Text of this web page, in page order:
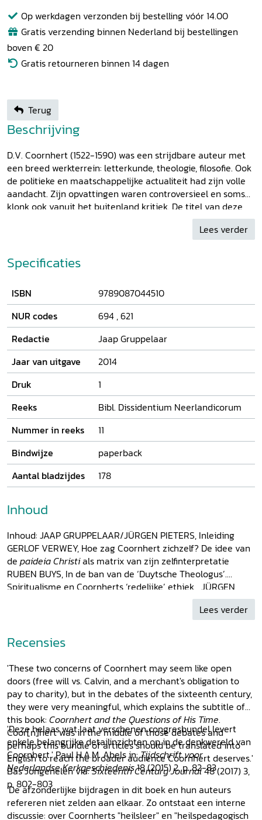
Op werkdagen verzonden bij bestelling vóór 14.00
Gratis verzending binnen Nederland bij bestellingen
boven € 20
Gratis retourneren binnen 14 dagen
Terug
Beschrijving
D.V. Coornhert (1522-1590) was een strijdbare auteur met
een breed werkterrein: letterkunde, theologie, filosofie. Ook
de politieke en maatschappelijke actualiteit had zijn volle
aandacht. Zijn opvattingen waren controversieel en soms
klonk ook vanuit het buitenland kritiek. De titel van deze
bundel verwijst naar een pamflet waarin Calvijn zich tegen
Coornhert richt en hem aanduidt als 'un certain holandois'.
stond echter niet alleen in zijn strijd voor
verdraagzaamheid. In deze bundel wordt duidelijk dat
wortels in de Nederlanden en in andere landen van Europa
(het stoïcisme, de paideia Christi-gedachte van de Griekse
kerkvaders, middeleeuwse mystiek en spiritualisme). Ook
latere auteurs (Spinoza, Foucault) blijken als zoeklicht te
kunnen dienen voor een beter begrip van Coornhert en de
vragen van zijn tijd.
Lees verder
Specificaties
ISBN
9789087044510
NUR codes
694 ,621
Redactie
Jaap Gruppelaar
Jaar van uitgave
2014
Druk
1
Reeks
Bibl. Dissidentium Neerlandicorum
Nummer in reeks
11
Bindwijze
paperback
Aantal bladzijdes
178
Inhoud
Inhoud: JAAP GRUPPELAAR/JÜRGEN PIETERS, Inleiding
GERLOF VERWEY, Hoe zag Coornhert zichzelf? De idee van
de paideia Christials matrix van zijn zelfinterpretatie
RUBEN BUYS, In de ban van de ‘Duytsche Theologus’.
Spiritualisme en Coornherts ‘redelijke’ ethiek JÜRGEN
PIETERS, Coornhert en Calvijn over Job. De lijdzaamheid
van de vrije mens versus de almacht van de afwezige God
wellevenskunst van Coornhert PAUL JUFFERMANS,
Juffermans, Coornhert en Spinoza. Een wereld van
verschil JULIE ROGIEST,Gouvernementalitéen discipline in
de Nederlanden. Een foucauldiaanse analyse van
CoornhertsBoeven-tucht JEROEN VANDOMMELE/STIJN
BUSSELS, “Cooplieden die rechtveerdich handelen
eenpaer”. Coornhert en het zestiende-eeuwse Antwerpen
over handel en rijkdomPersoonsnamenregister Over de
auteurs Bibliotheca Dissidentium Neerlandicorum
Lees verder
Recensies
'These two concerns of Coornhert may seem like open
doors (free will vs. Calvin, and a merchant's obligation to
pay to charity), but in the debates of the sixteenth century,
they were very meaningful, which explains the subtitle of
this book: Coornhert and the Questions of His Time.
Coor[n]hert was in the middle of those debates and
perhaps this bundle of articles should be translated into
English to reach the broader audience Coornhert deserves.'
Bas Jongenelen via:Sixteenth Century Journal48 (2017) 3,
p. 802-803
'Deze helaas wat laat verschenen congresbundel levert
enkele belangrijke detailinzichten op in de denkwereld van
Coornhert.' Paul H.A.M. Abels in:Tijdschrift voor
Nederlandse Kerkgeschiedenis18 (2015) 2, p. 82-83
'De afzonderlijke bijdragen in dit boek en hun auteurs
refereren niet zelden aan elkaar. Zo ontstaat een interne
discussie: over Coornherts "heilsleer" en "heilspedagogisch